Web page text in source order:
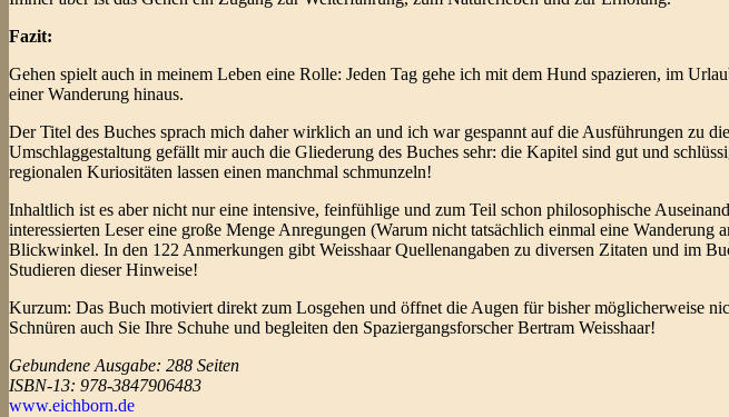
Fazit:
Gehen spielt auch in meinem Leben eine Rolle: Jeden Tag gehe ich mit dem Hund spazieren, im
einer Wanderung hinaus.
Der Titel des Buches sprach mich daher wirklich an und ich war gespannt auf die Ausführungen zu
Umschlaggestaltung gefällt mir auch die Gliederung des Buches sehr: die Kapitel sind gut und
regionalen Kuriositäten lassen einen manchmal schmunzeln!
Inhaltlich ist es aber nicht nur eine intensive, feinfühlige und zum Teil schon philosophische
interessierten Leser eine große Menge Anregungen (Warum nicht tatsächlich einmal eine Wanderung
Blickwinkel. In den 122 Anmerkungen gibt Weisshaar Quellenangaben zu diversen Zitaten und im
Studieren dieser Hinweise!
Kurzum: Das Buch motiviert direkt zum Losgehen und öffnet die Augen für bisher möglicherweise
Schnüren auch Sie Ihre Schuhe und begleiten den Spaziergangsforscher Bertram Weisshaar!
Gebundene Ausgabe: 288 Seiten
ISBN-13: 978-3847906483
www.eichborn.de